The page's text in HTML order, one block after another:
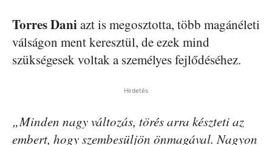
Torres Daniazt is megosztotta, több magánéleti
válságon ment keresztül, de ezek mind
szükségesek voltak a személyes fejlődéséhez.
Hirdetés
„Minden nagy változás, törés arra készteti az
embert, hogy szembesüljön önmagával. Nagyon